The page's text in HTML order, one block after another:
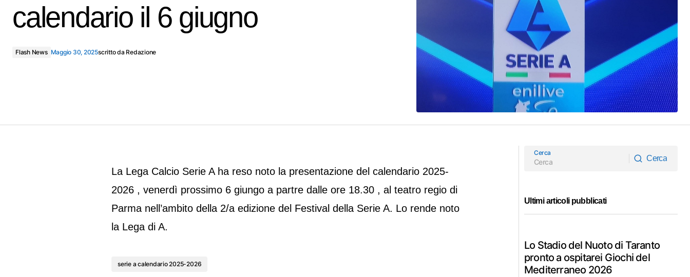
calendario il 6 giugno
Flash News Maggio 30, 2025scritto da Redazione
La Lega Calcio Serie A ha reso noto la presentazione del calendario 2025-
2026 , venerdì prossimo 6 giungo a partre dalle ore 18.30 , al teatro regio di
Parma nell’ambito della 2/a edizione del Festival della Serie A. Lo rende noto
la Lega di A.
serie a calendario 2025-2026
Cerca
Cerca
Ultimi articoli pubblicati
Lo Stadio del Nuoto di Taranto
pronto a ospitarei Giochi del
Mediterraneo 2026